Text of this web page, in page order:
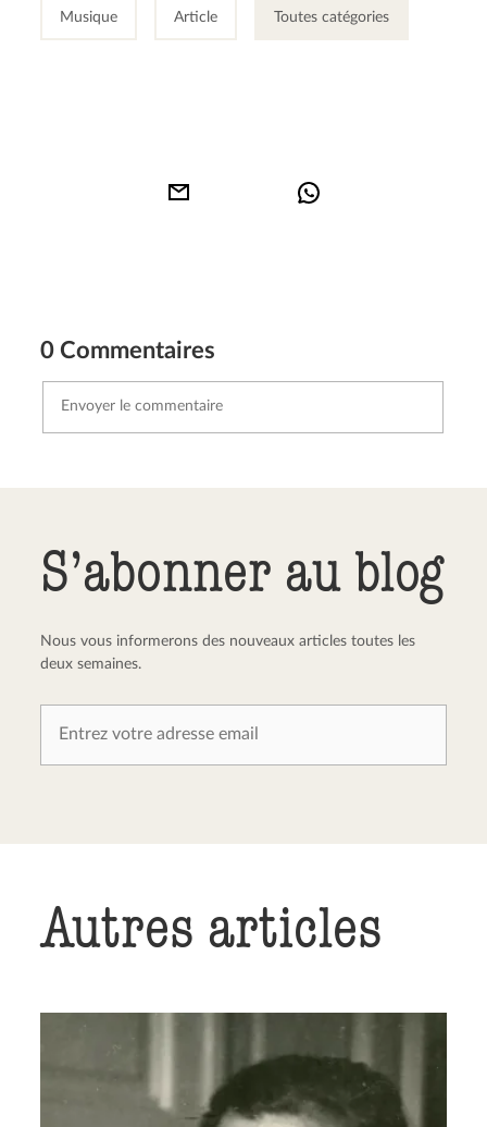
Musique Article Toutes catégories
0 Commentaires
S’abonner au blog
Nous vous informerons des nouveaux articles toutes les
deux semaines.
Autres articles